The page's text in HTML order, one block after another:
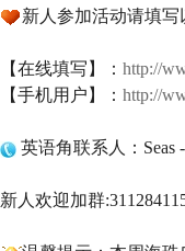
新人参加活动请填写
【在线填写】： http://
【手机用户】： http://
英语角联系人：Seas
新人欢迎加群